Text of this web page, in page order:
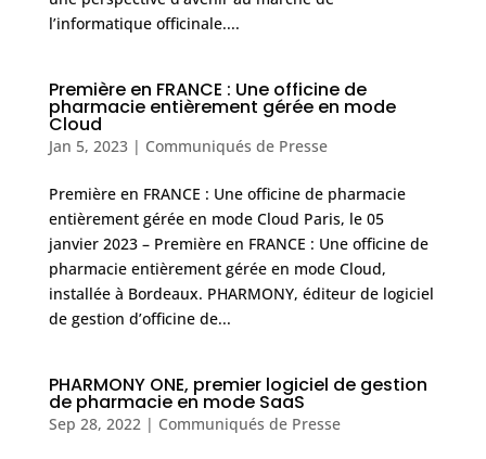
l’informatique officinale....
Première en FRANCE : Une officine de
pharmacie entièrement gérée en mode
Cloud
Jan 5, 2023| Communiqués de Presse
Première en FRANCE : Une officine de pharmacie
entièrement gérée en mode Cloud Paris, le 05
janvier 2023 – Première en FRANCE : Une officine de
pharmacie entièrement gérée en mode Cloud,
installée à Bordeaux. PHARMONY, éditeur de logiciel
de gestion d’officine de...
PHARMONY ONE, premier logiciel de gestion
de pharmacie en mode SaaS
Sep 28, 2022| Communiqués de Presse